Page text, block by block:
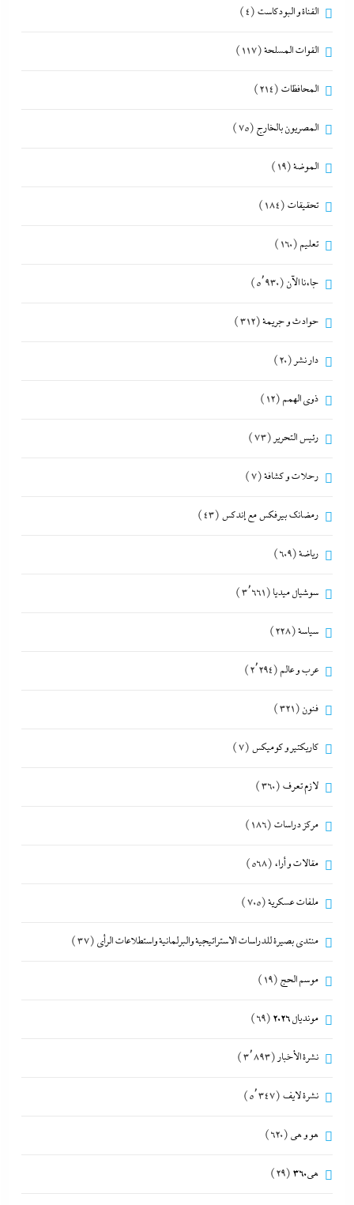
القناة و البودكاست (4)
القوات المسلحة(117)
المحافظات (214)
المصريون بالخارج (75)
الموضة(19)
تحقيقات (184)
تعليم (160)
جاءنا الآن (5٬930)
حوادث و جريمة(312)
دار نشر (20)
ذوى الهمم (12)
رئيس التحرير (73)
رحلات و كشافة(7)
رمضانك بيرفكس مع إندكس (43)
رياضة(609)
سوشيال ميديا (3٬661)
سياسة(228)
عرب و عالم (2٬294)
فنون (321)
كاريكتير و كوميكس (7)
لازم تعرف (360)
مركز دراسات (186)
مقالات و أراء (568)
ملفات عسكرية(705)
منتدى بصيرة للدراسات الاستراتيجية والبرلمانية واستطلاعات الرأى (37)
موسم الحج (19)
مونديال 2026 (69)
نشرة الأخبار (3٬893)
نشرة لايف (5٬347)
هو و هي (620)
هى360 (29)